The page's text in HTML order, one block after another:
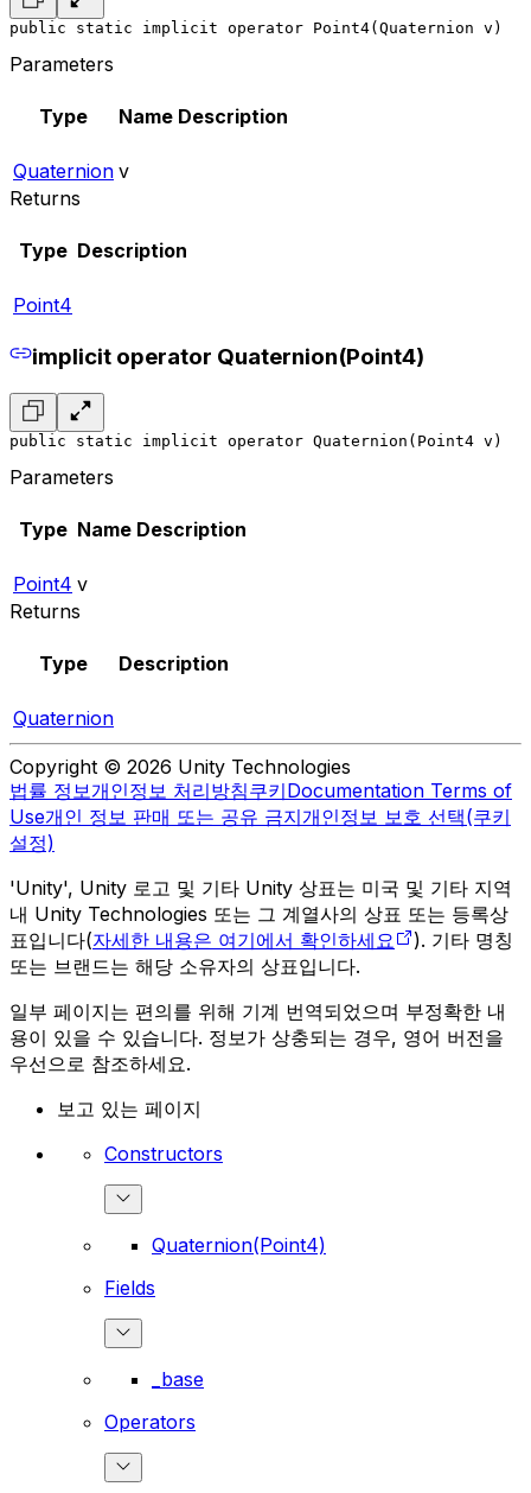
public static implicit operator Point4(Quaternion v)
Parameters
Type Name Description
Quaternion v
Returns
Type Description
Point4
implicit operator Quaternion(Point4)
public static implicit operator Quaternion(Point4 v)
Parameters
Type Name Description
Point4 v
Returns
Type Description
Quaternion
Copyright © 2026 Unity Technologies
법률 정보개인정보 처리방침쿠키Documentation Terms of
Use개인 정보 판매 또는 공유 금지개인정보 보호 선택(쿠키
설정)
'Unity', Unity 로고 및 기타 Unity 상표는 미국 및 기타 지역
내 Unity Technologies 또는 그 계열사의 상표 또는 등록상
표입니다(자세한 내용은 여기에서 확인하세요
). 기타 명칭
또는 브랜드는 해당 소유자의 상표입니다.
일부 페이지는 편의를 위해 기계 번역되었으며 부정확한 내
용이 있을 수 있습니다. 정보가 상충되는 경우, 영어 버전을
우선으로 참조하세요.
보고 있는 페이지
Constructors
Quaternion(Point4)
Fields
_base
Operators